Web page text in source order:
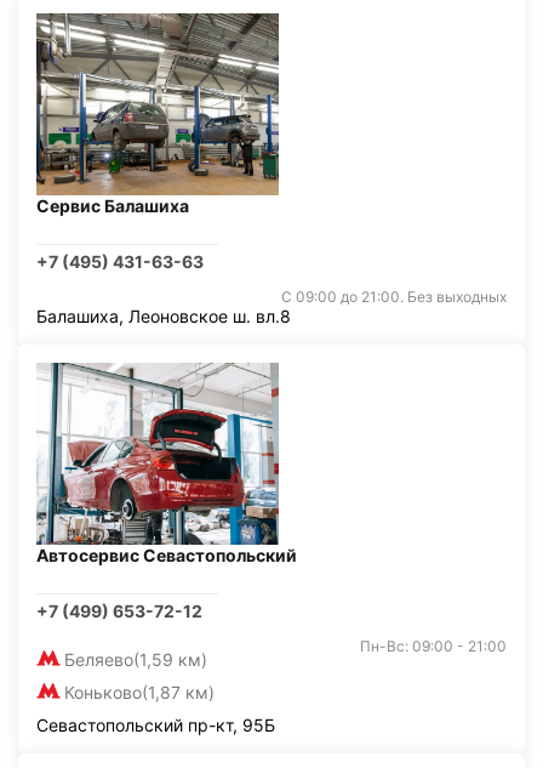
Сервис Балашиха
+7 (495) 431-63-63
С 09:00 до 21:00. Без выходных
Балашиха, Леоновское ш. вл.8
Автосервис Севастопольский
+7 (499) 653-72-12
Беляево(1,59 км)
Коньково(1,87 км)
Пн-Вс: 09:00 - 21:00
Севастопольский пр-кт, 95Б